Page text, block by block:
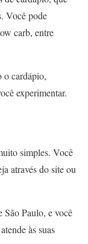
Você pode
carb, entre
o cardápio,
experimentar.
simples. Você
através do site ou
São Paulo, e você
às suas